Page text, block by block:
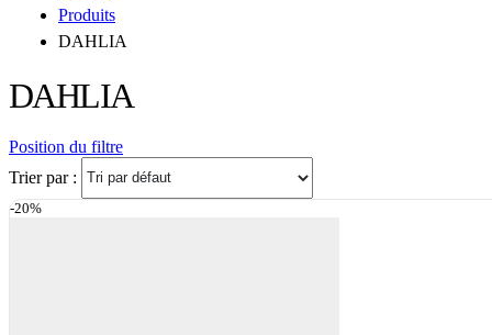
Produits
DAHLIA
DAHLIA
Position du filtre
Trier par :
-20%